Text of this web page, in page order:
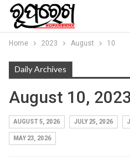
Home 2023 August 10
Daily Archives
August 10, 2023
AUGUST 5, 2026 JULY 25, 2026
MAY 23, 2026